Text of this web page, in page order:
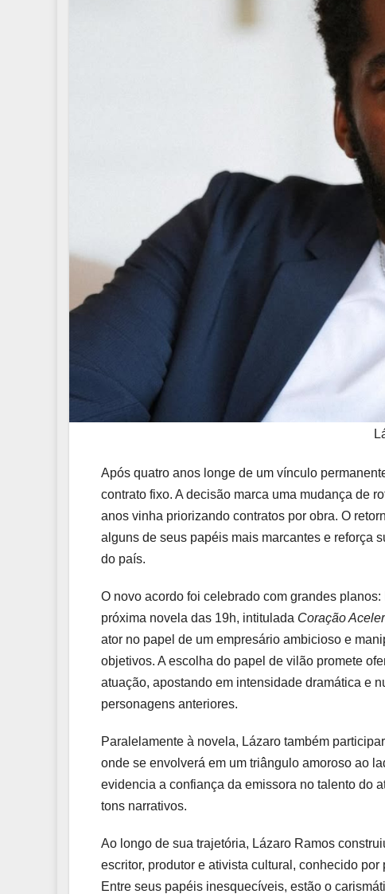
Após quatro anos longe de um vínculo
contrato fixo. A decisão marca uma mudança de
anos vinha priorizando contratos por obra. O
alguns de seus papéis mais marcantes e reforça
do país.
O novo acordo foi celebrado com grandes
próxima novela das 19h, intitulada Coração
ator no papel de um empresário ambicioso e
objetivos. A escolha do papel de vilão promete
atuação, apostando em intensidade dramática e
personagens anteriores.
Paralelamente à novela, Lázaro também
onde se envolverá em um triângulo amoroso ao
evidencia a confiança da emissora no talento do
tons narrativos.
Ao longo de sua trajetória, Lázaro Ramos
escritor, produtor e ativista cultural, conhecido
Entre seus papéis inesquecíveis, estão o